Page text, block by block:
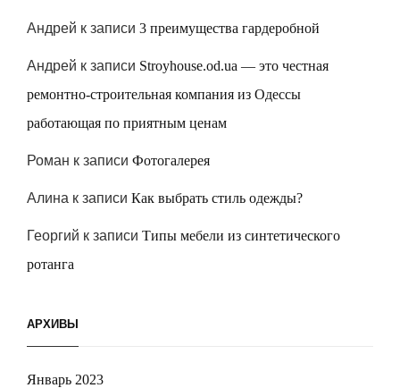
Андрей к записи 3 преимущества гардеробной
Андрей к записи Stroyhouse.od.ua — это честная
ремонтно-строительная компания из Одессы
работающая по приятным ценам
Роман к записи Фотогалерея
Алина к записи Как выбрать стиль одежды?
Георгий к записи Типы мебели из синтетического
ротанга
АРХИВЫ
Январь 2023